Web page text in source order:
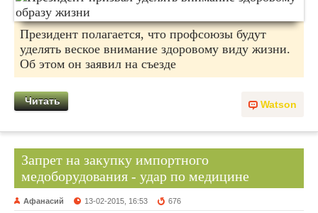
Президент полагается, что профсоюзы будут
уделять веское внимание здоровому виду жизни.
Об этом он заявил на съезде
Watson
Читать
Запрет на закупку импортного
медоборудования - удар по медицине
Афанасий 13-02-2015, 16:53 676